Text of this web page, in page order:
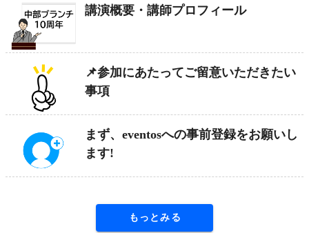
講演概要・講師プロフィール
📌参加にあたってご留意いただきたい
事項
まず、eventosへの事前登録をお願いし
ます!
もっとみる